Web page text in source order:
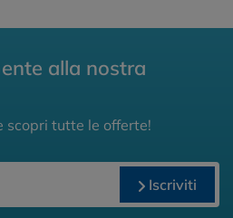
alla nostra
scopri tutte le offerte!
Iscriviti